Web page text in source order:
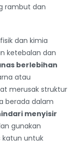
rambut dan
dan kimia
ketebalan dan
berlebihan
atau
merusak struktur
berada dalam
menyisir
gunakan
untuk